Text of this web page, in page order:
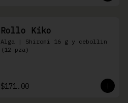
Rollo Kiko
Alga | Shiromi 16 g y cebollin
(12 pza)
$171.00